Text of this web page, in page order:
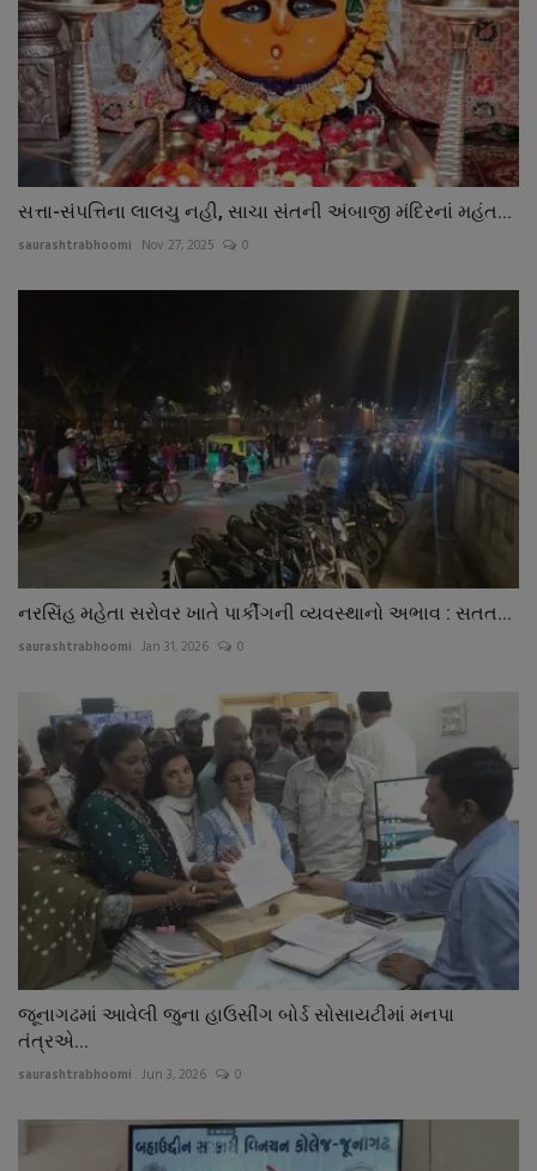
સત્તા-સંપત્તિના લાલચુ નહી, સાચા સંતની અંબાજી મંદિરનાં મહંત...
saurashtrabhoomi Nov 27, 2025 0
નરસિંહ મહેતા સરોવર ખાતે પાર્કીંગની વ્યવસ્થાનો અભાવ : સતત...
saurashtrabhoomi Jan 31, 2026 0
જૂનાગઢમાં આવેલી જુના હાઉસીંગ બોર્ડ સોસાયટીમાં મનપા
તંત્રએ...
saurashtrabhoomi Jun 3, 2026 0